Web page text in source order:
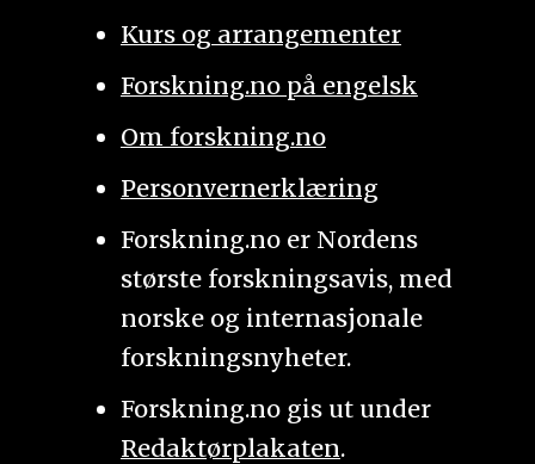
Kurs og arrangementer
Forskning.no på engelsk
Om forskning.no
Personvernerklæring
Forskning.no er Nordens
største forskningsavis, med
norske og internasjonale
forskningsnyheter.
Forskning.no gis ut under
Redaktørplakaten.